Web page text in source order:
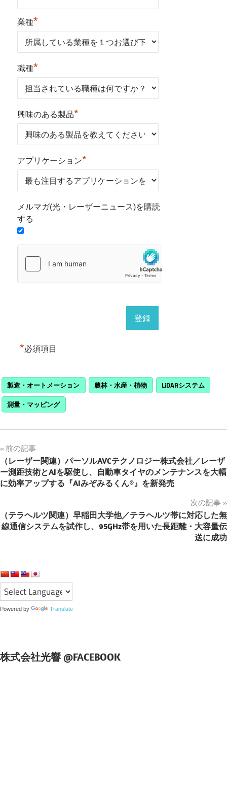
業種*
職種*
興味のある製品*
アプリケーション*
メルマガ(光・レーザーニュース)を購読
する
*必須項目
製造・オートメーション 農林・水産・植物
LiDARシステム
測量・マッピング
投
稿
ナ
ビ
ゲ
シ
ョ
ン
前の記事
（レーザー関連）パーソルAVCテクノロジー株式会社／レーザ
ー測距技術とAIを駆使し、自動車タイヤのメンテナンスを大幅
に効率アップする『AIみぞみるくん®』を新発売
次の記事
（テラヘルツ関連）早稲田大学他／テラヘルツ帯に対応した無
線通信システムを試作し、95GHz帯を用いた長距離・大容量伝
送に成功
Powered by Translate
株式会社光響 @FACEBOOK